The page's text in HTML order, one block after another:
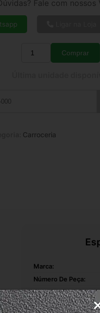
Fale com nossos
Quantidade
Comprar
Carroceria
Marca:
Número De Peça:
Altura Da Embalagem:
Largura Da